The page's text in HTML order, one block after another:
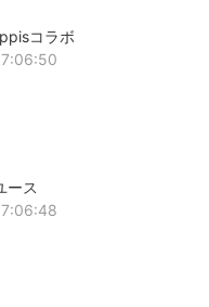
コラボ
ース